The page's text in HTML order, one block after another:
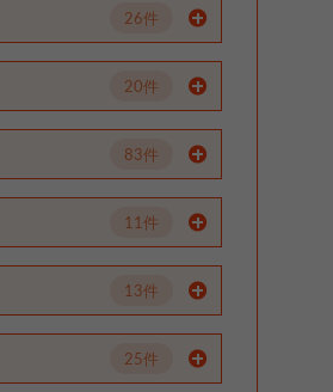
26件
20件
83件
11件
13件
25件